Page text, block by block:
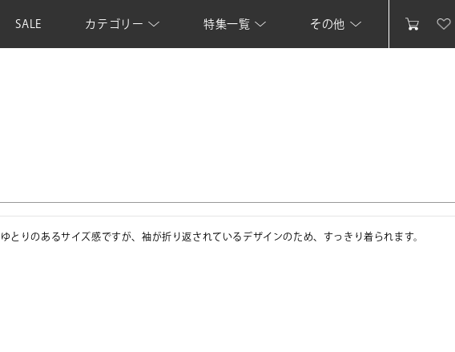
SALE カテゴリー 特集一覧 その他
ゆとりのあるサイズ感ですが、袖が折り返されているデザインのため、すっきり着られます。